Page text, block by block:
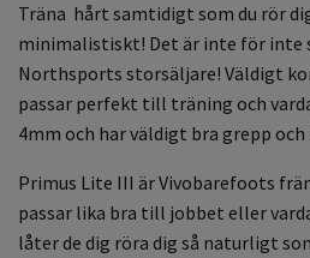
Träna hårt samtidigt som du rör
minimalistiskt! Det är inte för inte
Northsports storsäljare! Väldigt
passar perfekt till träning och
4mm och har väldigt bra grepp
Primus Lite III är Vivobarefoots
passar lika bra till jobbet eller
låter de dig röra dig så naturligt